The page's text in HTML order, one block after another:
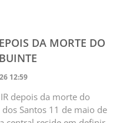
DA MORTE DO
12:59
depois da morte do
Santos 11 de maio de